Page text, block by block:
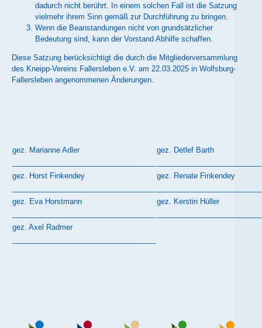
dadurch nicht berührt. In einem solchen Fall ist die Satzung
vielmehr ihrem Sinn gemäß zur Durchführung zu bringen.
Wenn die Beanstandungen nicht von grundsätzlicher
Bedeutung sind, kann der Vorstand Abhilfe schaffen.
Diese Satzung berücksichtigt die durch die Mitgliederversammlung
des Kneipp-Vereins Fallersleben e.V. am 22.03.2025 in Wolfsburg-
Fallersleben angenommenen Änderungen.
gez. Marianne Adler
gez. Detlef Barth
gez. Horst Finkendey
gez. Renate Finkendey
gez. Eva Horstmann
gez. Kerstin Hüller
gez. Axel Radmer